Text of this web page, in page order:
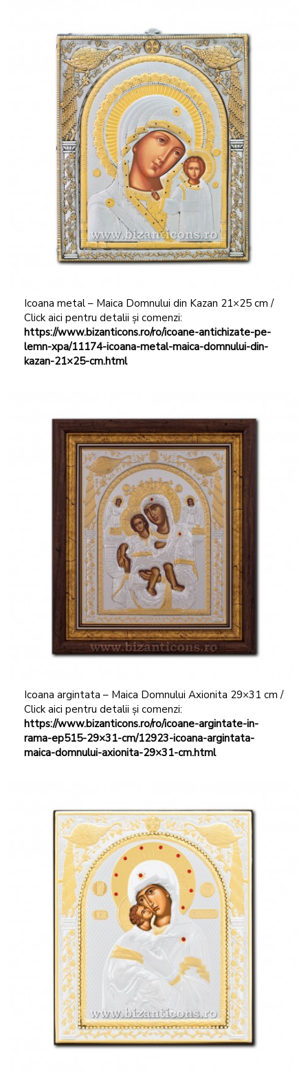
Icoana metal – Maica Domnului din Kazan 21×25 cm /
Click aici pentru detalii și comenzi:
https://www.bizanticons.ro/ro/icoane-antichizate-pe-
lemn-xpa/11174-icoana-metal-maica-domnului-din-
kazan-21×25-cm.html
Icoana argintata – Maica Domnului Axionita 29×31 cm /
Click aici pentru detalii și comenzi:
https://www.bizanticons.ro/ro/icoane-argintate-in-
rama-ep515-29×31-cm/12923-icoana-argintata-
maica-domnului-axionita-29×31-cm.html